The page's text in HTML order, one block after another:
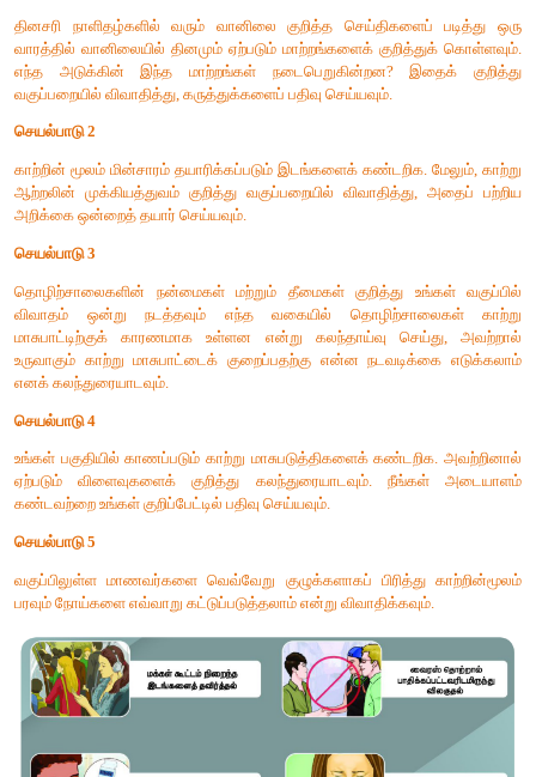
காசநோயானது மைக்கோபாக்டீரியம் டியபூர்குலோசிஸ் என்னும்
தோன்றுகிறது. நாம் சுவாசிக்கும்போது காற்றிலுள்ள
நுரையீரலுக்குள் சென்று அதைப் பாதிக்கின்றன.
பாதிக்கப்பட்டவர்கள் ஆறு மாதம் முதல் ஒரு வருடம் வரை
தொண்டை அடைப்பான் நோய் (டிப்தீரியா) :
இது கார்னி பாக்டீரியம் டிப்தீரியா எனும் பாக்டீரியாவால்
காய்ச்சல்,தொண்டைப் புண் மற்றும் மூச்சு அடைத்தல்
உருவாக்குகிறது.
கக்குவான் இருமல் :
இந்த வகை இருமல் போர்டெல்லா பெர்டுசிஸ் எனும் பாக்டீரியாவால்
இதுவும் சுவாசப் பாதையைப் பாதித்து இலேசான காய்ச்சல்
கூடிய அதிகப்படியான இருமல் ஆகியவற்றை உண்டாக்குகிறது.
VI.உயர் சிந்தனை வினாக்கள்.
விடை:
1.சுவாசிப்பதற்கு காற்று இல்லாததால் எந்த உயிரினமும்
வாழமுடியாது.